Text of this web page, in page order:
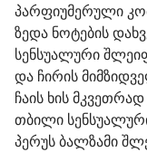
პარფიუმერული
ზედა ნოტების
სენსუალური
და ჩირის
ჩაის ხის
თბილი
პერუს ბალზამი